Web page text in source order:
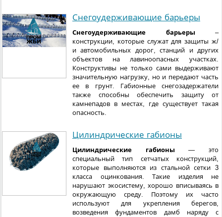
Снегоудерживающие барьеры
Снегоудерживающие барьеры –
конструкции, которые служат для защиты ж/
и автомобильных дорог, станций и других
объектов на лавиноопасных участках.
Конструктивы не только сами выдерживают
значительную нагрузку, но и передают часть
ее в грунт. Габионные снегозадержатели
также способны обеспечить защиту от
камнепадов в местах, где существует такая
опасность.
Цилиндрические габионы
Цилиндрические габионы — это
специальный тип сетчатых конструкций,
которые выполняются из стальной сетки 3
класса оцинкования. Такие изделия не
нарушают экосистему, хорошо вписываясь в
окружающую среду. Поэтому их часто
используют для укрепления берегов,
возведения фундаментов дамб наряду с